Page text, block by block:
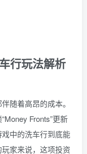
行玩法解析
随着高昂的成本。
Fronts”更新
中的洗车行到底能
家来说，这项投资